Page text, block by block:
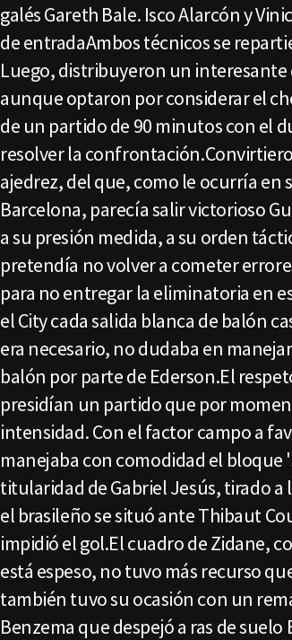
galés Gareth Bale. Isco Alarcón y
de entradaAmbos técnicos se
Luego, distribuyeron un
aunque optaron por considerar el
de un partido de 90 minutos con el
resolver la
ajedrez, del que, como le ocurría en
Barcelona, parecía salir victorioso
a su presión medida, a su orden
pretendía no volver a cometer
para no entregar la eliminatoria en
el City cada salida blanca de balón
era necesario, no dudaba en
balón por parte de Ederson.El
presidían un partido que por
intensidad. Con el factor campo a
manejaba con comodidad el bloque
titularidad de Gabriel Jesús, tirado
el brasileño se situó ante Thibaut
impidió el gol.El cuadro de Zidane,
está espeso, no tuvo más recurso
también tuvo su ocasión con un
Benzema que despejó a ras de